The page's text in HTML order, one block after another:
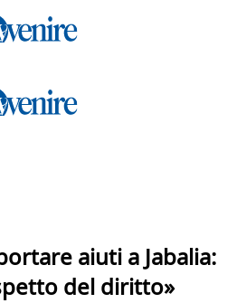
aiuti a Jabalia:
del diritto»